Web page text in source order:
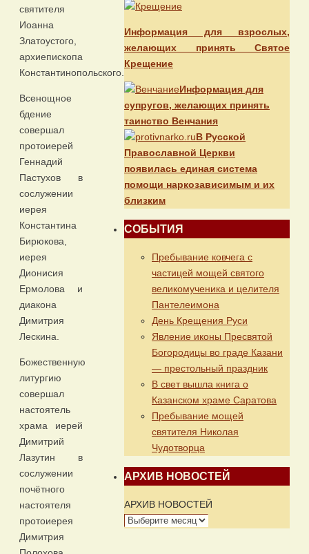
святителя
Иоанна
Златоустого,
архиепископа
Константинопольского.
Всенощное
бдение
совершал
протоиерей
Геннадий
Пастухов в
сослужении
иерея
Константина
Бирюкова,
иерея
Дионисия
Ермолова и
диакона
Димитрия
Лескина.
Божественную
литургию
совершал
настоятель
храма иерей
Димитрий
Лазутин в
сослужении
почётного
настоятеля
протоиерея
Димитрия
Информация для взрослых,
желающих принять Святое
Крещение
Информация для
супругов, желающих принять
таинство Венчания
В Русской
Православной Церкви
появилась единая система
помощи наркозависимым и их
близким
СОБЫТИЯ
Пребывание ковчега с
частицей мощей святого
великомученика и целителя
Пантелеимона
День Крещения Руси
Явление иконы Пресвятой
Богородицы во граде Казани
— престольный праздник
В свет вышла книга о
Казанском храме Саратова
Пребывание мощей
святителя Николая
Чудотворца
АРХИВ НОВОСТЕЙ
АРХИВ НОВОСТЕЙ